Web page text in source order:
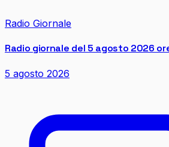
Radio Giornale
Radio giornale del 5 agosto 2026
5 agosto 2026